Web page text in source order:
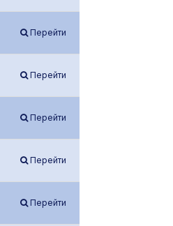
Перейти
Перейти
Перейти
Перейти
Перейти